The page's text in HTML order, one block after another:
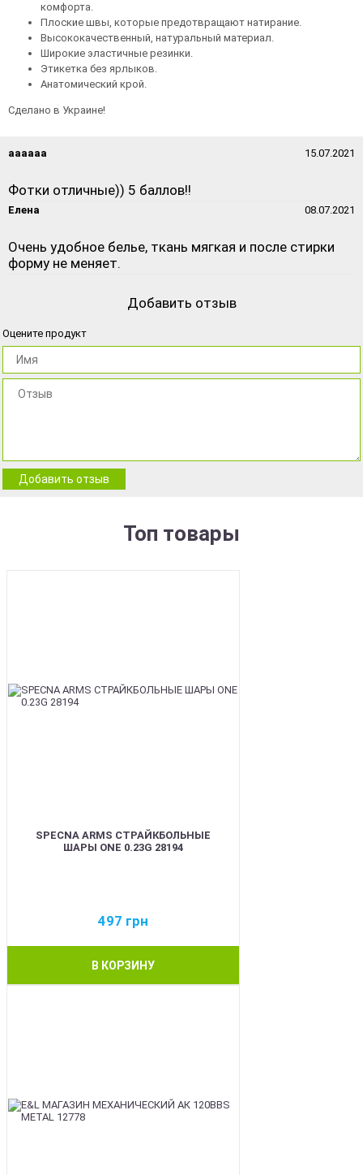
комфорта.
Плоские швы, которые предотвращают натирание.
Высококачественный, натуральный материал.
Широкие эластичные резинки.
Этикетка без ярлыков.
Анатомический крой.
Сделано в Украине!
аааааа 15.07.2021
Фотки отличные)) 5 баллов!!
Елена 08.07.2021
Очень удобное белье, ткань мягкая и после стирки
форму не меняет.
Добавить отзыв
Оцените продукт
Добавить отзыв
Топ товары
SPECNA ARMS СТРАЙКБОЛЬНЫЕ
ШАРЫ ONE 0.23G 28194
497 грн
В КОРЗИНУ